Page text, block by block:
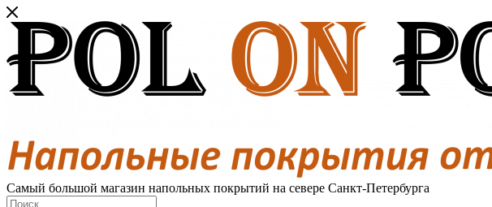
Самый большой магазин напольных покрытий на севере Санкт-Петербурга